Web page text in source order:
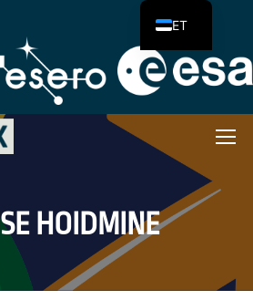
HOIDMINE
ET